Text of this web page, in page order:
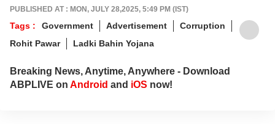
PUBLISHED AT : MON, JULY 28,2025, 5:49 PM (IST)
Tags : Government Advertisement
Corruption
Rohit Pawar
Ladki Bahin Yojana
Breaking News, Anytime, Anywhere - Download
ABPLIVE on Android and iOS now!